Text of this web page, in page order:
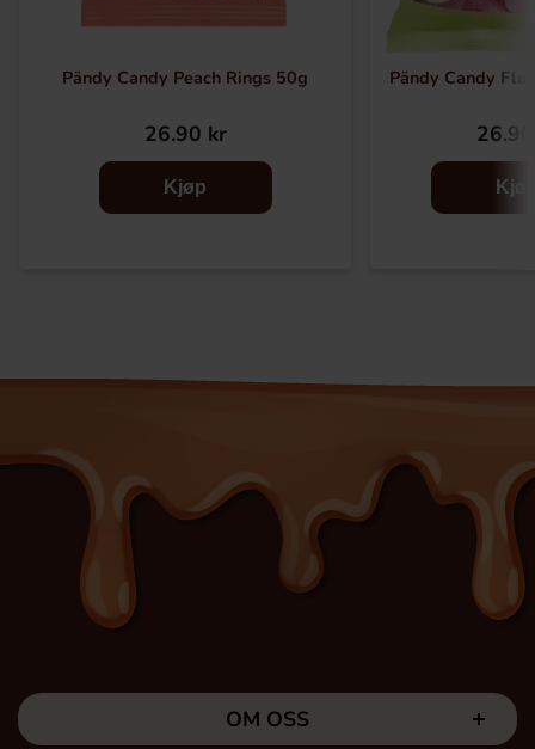
Pändy Candy Peach Rings 50g
26.90 kr
Kjøp
Pändy Candy
OM OSS